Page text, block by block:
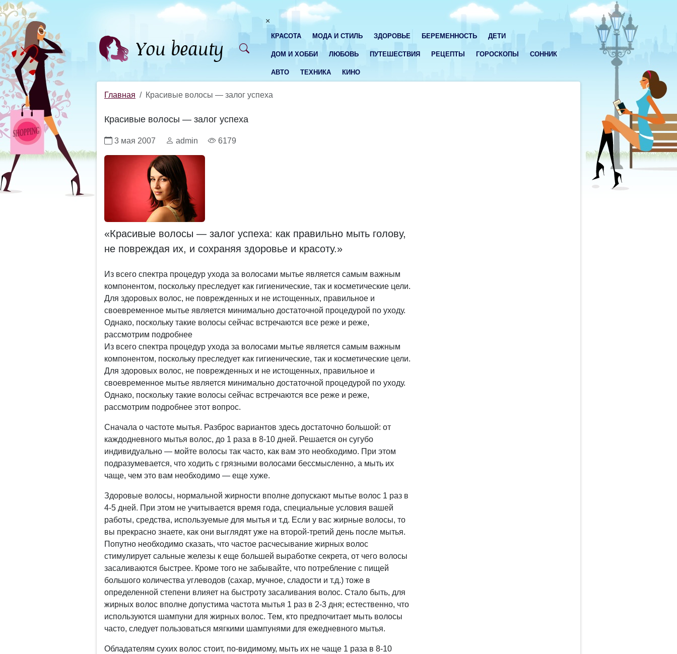
×
КРАСОТА МОДА И СТИЛЬ ЗДОРОВЬЕ БЕРЕМЕННОСТЬ ДЕТИ
ДОМ И ХОББИ ЛЮБОВЬ ПУТЕШЕСТВИЯ РЕЦЕПТЫ ГОРОСКОПЫ СОННИК
АВТО ТЕХНИКА КИНО
Главная Красивые волосы — залог успеха
Красивые волосы — залог успеха
3 мая 2007 admin 6179
«Красивые волосы — залог успеха: как правильно мыть голову,
не повреждая их, и сохраняя здоровье и красоту.»
Из всего спектра процедур ухода за волосами мытье является самым важным
компонентом, поскольку преследует как гигиенические, так и косметические цели.
Для здоровых волос, не поврежденных и не истощенных, правильное и
своевременное мытье является минимально достаточной процедурой по уходу.
Однако, поскольку такие волосы сейчас встречаются все реже и реже,
рассмотрим подробнее
Из всего спектра процедур ухода за волосами мытье является самым важным
компонентом, поскольку преследует как гигиенические, так и косметические цели.
Для здоровых волос, не поврежденных и не истощенных, правильное и
своевременное мытье является минимально достаточной процедурой по уходу.
Однако, поскольку такие волосы сейчас встречаются все реже и реже,
рассмотрим подробнее этот вопрос.
Сначала о частоте мытья. Разброс вариантов здесь достаточно большой: от
каждодневного мытья волос, до 1 раза в 8-10 дней. Решается он сугубо
индивидуально — мойте волосы так часто, как вам это необходимо. При этом
подразумевается, что ходить с грязными волосами бессмысленно, а мыть их
чаще, чем это вам необходимо — еще хуже.
Здоровые волосы, нормальной жирности вполне допускают мытье волос 1 раз в
4-5 дней. При этом не учитывается время года, специальные условия вашей
работы, средства, используемые для мытья и т.д. Если у вас жирные волосы, то
вы прекрасно знаете, как они выглядят уже на второй-третий день после мытья.
Попутно необходимо сказать, что частое расчесывание жирных волос
стимулирует сальные железы к еще большей выработке секрета, от чего волосы
засаливаются быстрее. Кроме того не забывайте, что потребление с пищей
большого количества углеводов (сахар, мучное, сладости и т.д.) тоже в
определенной степени влияет на быстроту засаливания волос. Стало быть, для
жирных волос вполне допустима частота мытья 1 раз в 2-3 дня; естественно, что
используются шампуни для жирных волос. Тем, кто предпочитает мыть волосы
часто, следует пользоваться мягкими шампунями для ежедневного мытья.
Обладателям сухих волос стоит, по-видимому, мыть их не чаще 1 раза в 8-10